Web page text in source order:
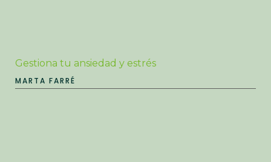
Gestiona tu ansiedad y estrés
MARTA FARRÉ